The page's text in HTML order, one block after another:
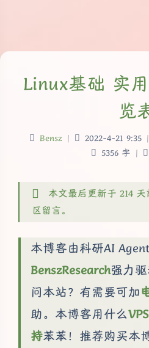
Linux基础 实
览
Bensz | 2022-4-21 9:35 |
5356 字 |
本文最后更新于 214
区留言。
本博客由科研AI
BenszResearch强力
问本站？有需要可加
助。本博客用什么VPS
持苯苯！推荐购买本